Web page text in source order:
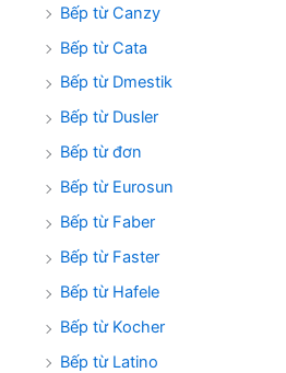
Bếp từ Canzy
Bếp từ Cata
Bếp từ Dmestik
Bếp từ Dusler
Bếp từ đơn
Bếp từ Eurosun
Bếp từ Faber
Bếp từ Faster
Bếp từ Hafele
Bếp từ Kocher
Bếp từ Latino